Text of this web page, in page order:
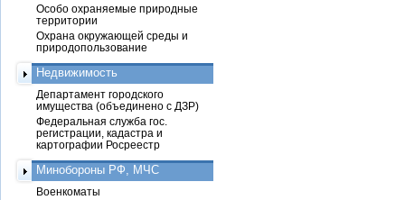
Особо охраняемые природные
территории
Охрана окружающей среды и
природопользование
Недвижимость
Департамент городского
имущества (объединено с ДЗР)
Федеральная служба гос.
регистрации, кадастра и
картографии Росреестр
Минобороны РФ, МЧС
Военкоматы